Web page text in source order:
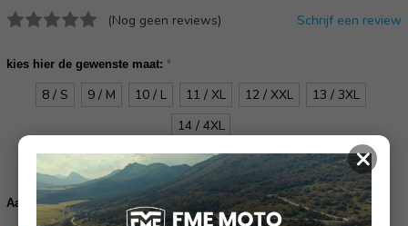
(Nog geen reviews) Schrijf een review
kies hier de gewenste maat: *
8 / S 9 / M 10 / L 11 / XL 12 / XXL
13 / 3XL
14 / 4XL
Huidige
voorraad:
Aantal:
Verhoog
aantallen:
Verlaag
aantallen:
×